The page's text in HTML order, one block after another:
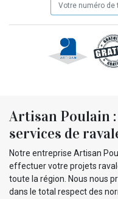
Artisan Poulain
services de
Notre entreprise Artisan
effectuer votre projets
toute la région. Nous nous
dans le total respect des